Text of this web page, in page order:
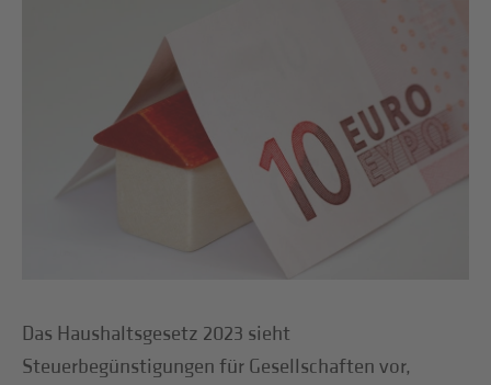
Das Haushaltsgesetz 2023 sieht
Steuerbegünstigungen für Gesellschaften vor,